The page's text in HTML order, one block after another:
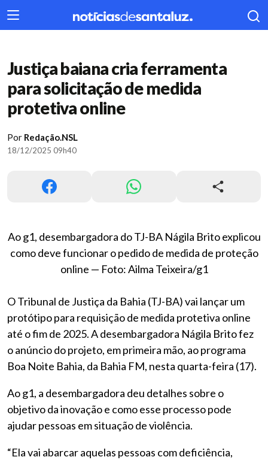
Justiça baiana cria ferramenta
para solicitação de medida
protetiva online
Por Redação.NSL
18/12/2025 09h40
Ao g1, desembargadora do TJ-BA Nágila Brito explicou
como deve funcionar o pedido de medida de proteção
online — Foto: Ailma Teixeira/g1
O Tribunal de Justiça da Bahia (TJ-BA) vai lançar um
protótipo para requisição de medida protetiva online
até o fim de 2025. A desembargadora Nágila Brito fez
o anúncio do projeto, em primeira mão, ao programa
Boa Noite Bahia, da Bahia FM, nesta quarta-feira (17).
Ao g1, a desembargadora deu detalhes sobre o
objetivo da inovação e como esse processo pode
ajudar pessoas em situação de violência.
“Ela vai abarcar aquelas pessoas com deficiência,